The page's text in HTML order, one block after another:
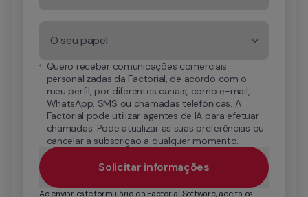
O seu papel
Quero receber comunicações comerciais
personalizadas da Factorial, de acordo com o
meu perfil, por diferentes canais, como e-mail,
WhatsApp, SMS ou chamadas telefónicas. A
Factorial pode utilizar agentes de IA para efetuar
chamadas. Pode atualizar as suas preferências ou
cancelar a subscrição a qualquer momento.
Solicitar informações